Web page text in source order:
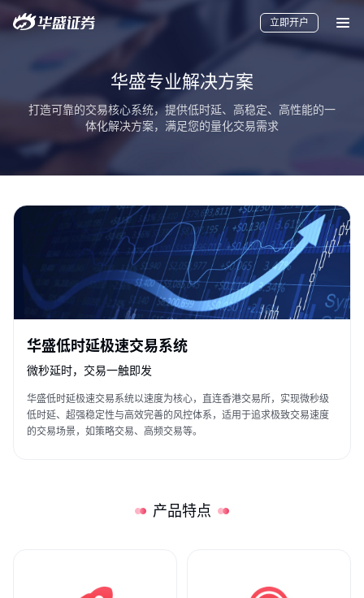
华盛APls
低时延极速交易系统
概述
AM 资产管理服务
ECM 股权资本市场服务
FICC 固定收益、外汇和大宗商品服务
WM 财富管理服务
立即开户
华盛专业解决方案
打造可靠的交易核心系统，提供低时延、高稳定、高性能的一
体化解决方案，满足您的量化交易需求
华盛低时延极速交易系统
微秒延时，交易一触即发
华盛低时延极速交易系统以速度为核心，直连香港交易所，实现微秒级
低时延、超强稳定性与高效完善的风控体系，适用于追求极致交易速度
的交易场景，如策略交易、高频交易等。
产品特点